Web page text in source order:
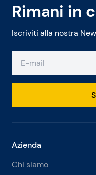
Rimani in
Iscriviti alla nostra
Azienda
Chi siamo